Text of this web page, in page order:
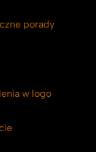
porady
w logo